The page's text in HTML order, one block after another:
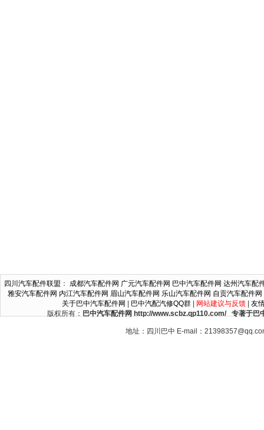
四川汽车配件联盟 ： 成都汽车配件网 广元汽车配件网 巴中汽车配件网 达州汽车配
雅安汽车配件网 内江汽车配件网 眉山汽车配件网 乐山汽车配件网 自贡汽车配件网
关于巴中汽车配件网
巴中汽配汽修QQ群| 网站建议与反馈| 友
版权所有： 巴中汽车配件网 http://www.scbz.qp110.com/ 专著于巴
地址：四川巴中 E-mail：